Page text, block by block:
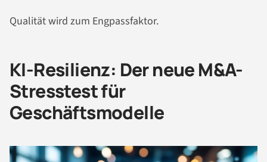
Qualität wird zum Engpassfaktor.
KI-Resilienz: Der neue M&A-
Stresstest für
Geschäftsmodelle